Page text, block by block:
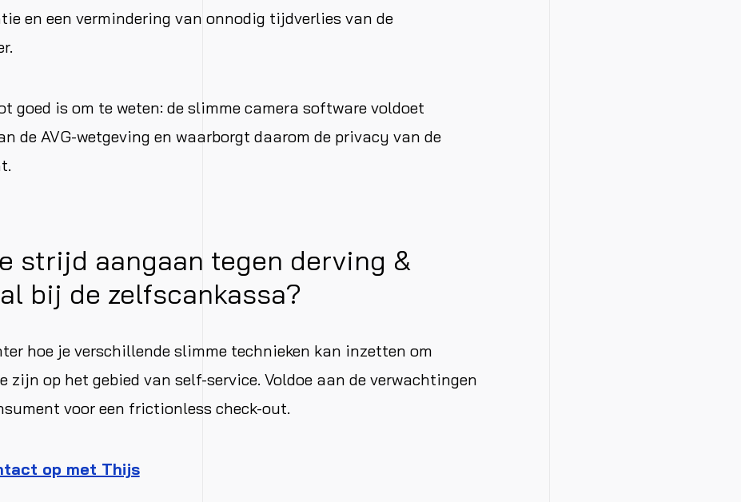
en een vermindering van onnodig tijdverlies van de
goed is om te weten: de slimme camera software voldoet
de AVG-wetgeving en waarborgt daarom de privacy van de
strijd aangaan tegen derving &
bij de zelfscankassa?
hoe je verschillende slimme technieken kan inzetten om
zijn op het gebied van self-service. Voldoe aan de verwachtingen
voor een frictionless check-out.
op met Thijs